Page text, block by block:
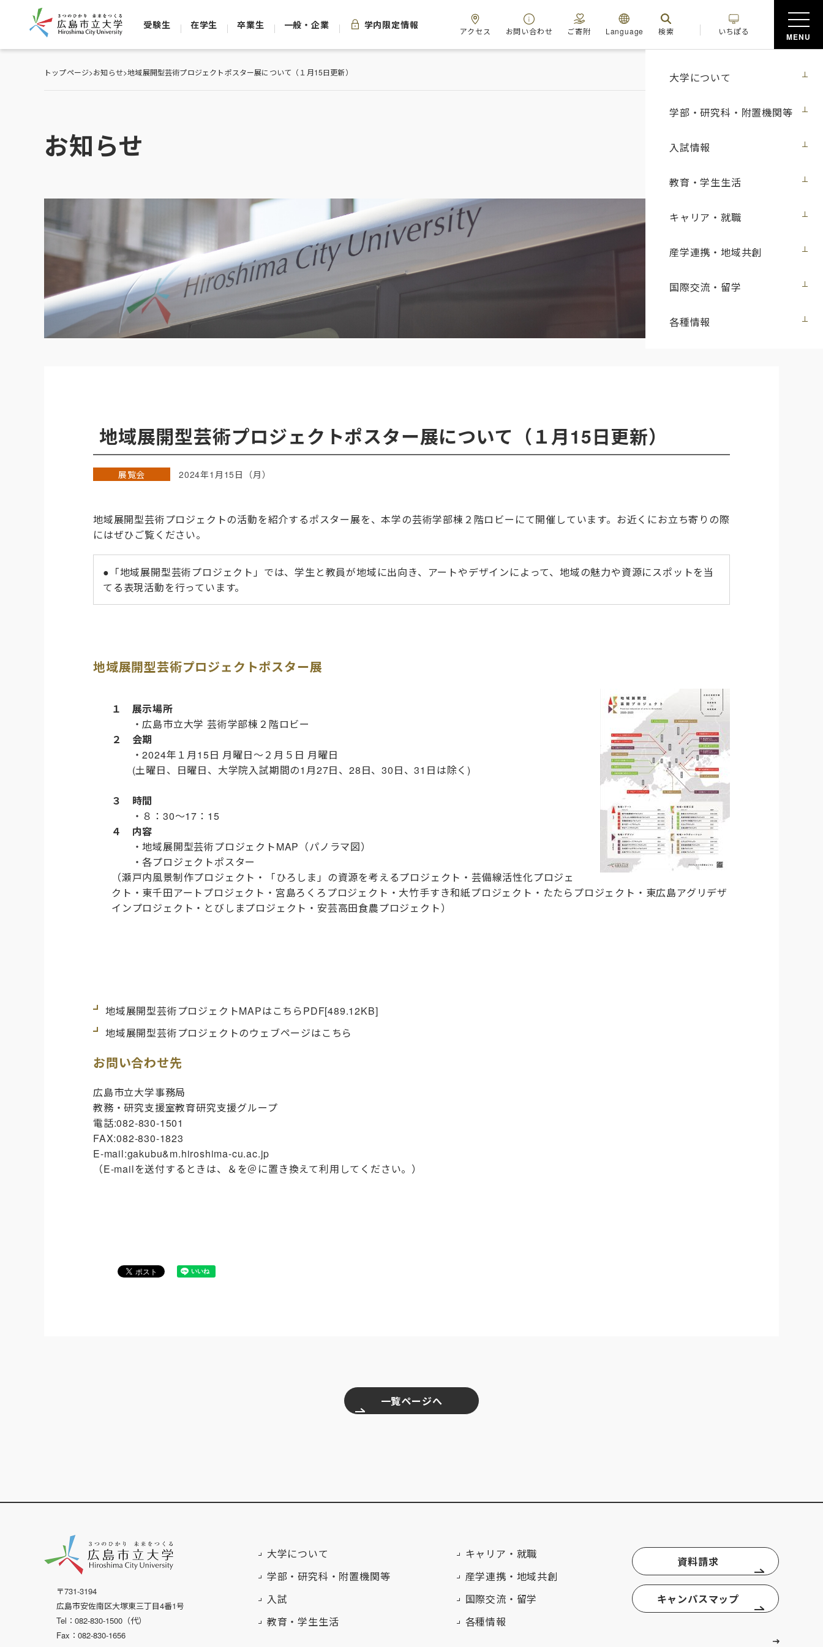
大学について
学部・研究科・附置機関等
入試情報
教育・学生生活
キャリア・就職
産学連携・地域共創
国際交流・留学
各種情報
受験生 在学生 卒業生 一般・企業 学内限定情報
アクセス お問い合わせ ご寄附 Language 検索 いちぽる
MENU
トップページ>お知らせ>地域展開型芸術プロジェクトポスター展について（１月15日更新）
お知らせ
地域展開型芸術プロジェクトポスター展について（１月15日更新）
展覧会 2024年1月15日（月）
地域展開型芸術プロジェクトの活動を紹介するポスター展を、本学の芸術学部棟２階ロビーにて開催しています。お近くにお立ち寄りの際
にはぜひご覧ください。
●「地域展開型芸術プロジェクト」では、学生と教員が地域に出向き、アートやデザインによって、地域の魅力や資源にスポットを当
てる表現活動を行っています。
地域展開型芸術プロジェクトポスター展
１ 展示場所
・広島市立大学 芸術学部棟２階ロビー
２ 会期
・2024年１月15日 月曜日～２月５日 月曜日
(土曜日、日曜日、大学院入試期間の1月27日、28日、30日、31日は除く)
３ 時間
・８：30～17：15
４ 内容
・地域展開型芸術プロジェクトMAP（パノラマ図）
・各プロジェクトポスター
（瀬戸内風景制作プロジェクト・「ひろしま」の資源を考えるプロジェクト・芸備線活性化プロジェ
クト・東千田アートプロジェクト・宮島ろくろプロジェクト・大竹手すき和紙プロジェクト・たたらプロジェクト・東広島アグリデザ
インプロジェクト・とびしまプロジェクト・安芸高田食農プロジェクト）
地域展開型芸術プロジェクトMAPはこちらPDF[489.12KB]
地域展開型芸術プロジェクトのウェブページはこちら
お問い合わせ先
広島市立大学事務局
教務・研究支援室教育研究支援グループ
電話:082-830-1501
FAX:082-830-1823
E-mail:gakubu&m.hiroshima-cu.ac.jp
（E-mailを送付するときは、＆を＠に置き換えて利用してください。）
一覧ページへ
〒731-3194
広島市安佐南区大塚東三丁目4番1号
Tel：082-830-1500（代）
Fax：082-830-1656
大学について
学部・研究科・附置機関等
入試
教育・学生生活
キャリア・就職
産学連携・地域共創
国際交流・留学
各種情報
資料請求
キャンパスマップ